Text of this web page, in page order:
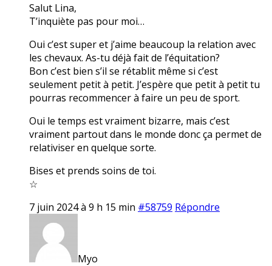
Salut Lina,
T’inquiète pas pour moi…
Oui c’est super et j’aime beaucoup la relation avec
les chevaux. As-tu déjà fait de l’équitation?
Bon c’est bien s’il se rétablit même si c’est
seulement petit à petit. J’espère que petit à petit tu
pourras recommencer à faire un peu de sport.
Oui le temps est vraiment bizarre, mais c’est
vraiment partout dans le monde donc ça permet de
relativiser en quelque sorte.
Bises et prends soins de toi.
☆
7 juin 2024 à 9 h 15 min #58759 Répondre
Myo